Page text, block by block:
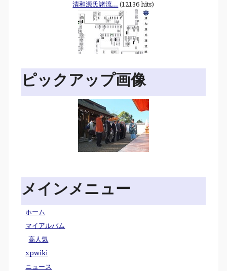
清和源氏諸流... (12136 hits)
ピックアップ画像
メインメニュー
ホーム
マイアルバム
高人気
xpwiki
ニュース